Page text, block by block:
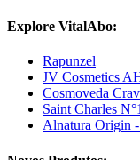
Explore VitalAbo:
Rapunzel
JV Cosmetics
Cosmoveda
Saint Charles
Alnatura Origin